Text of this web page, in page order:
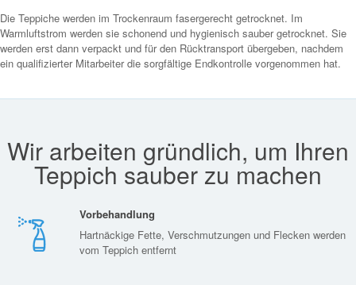
Die Teppiche werden im Trockenraum fasergerecht getrocknet. Im
Warmluftstrom werden sie schonend und hygienisch sauber getrocknet. Sie
werden erst dann verpackt und für den Rücktransport übergeben, nachdem
ein qualifizierter Mitarbeiter die sorgfältige Endkontrolle vorgenommen hat.
Wir arbeiten gründlich, um Ihren
Teppich sauber zu machen
Vorbehandlung
Hartnäckige Fette, Verschmutzungen und Flecken werden
vom Teppich entfernt